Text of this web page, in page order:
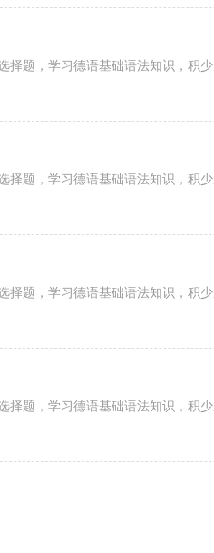
题，学习德语基础语法知识，积
题，学习德语基础语法知识，积
题，学习德语基础语法知识，积
题，学习德语基础语法知识，积